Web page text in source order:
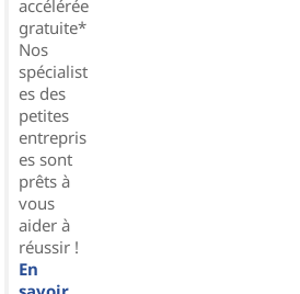
accélérée
gratuite*
Nos
spécialist
es des
petites
entrepris
es sont
prêts à
vous
aider à
réussir !
En